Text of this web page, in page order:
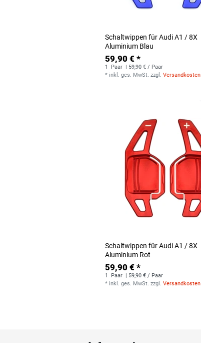
Schaltwippen für Audi A1 / 8X
Aluminium Blau
59,90 € *
1 Paar
| 59,90 € / Paar
* inkl. ges. MwSt. zzgl.Versandkosten
Schaltwippen für Audi A1 / 8X
Aluminium Rot
59,90 € *
1 Paar | 59,90 € / Paar
* inkl. ges. MwSt. zzgl.Versandkosten